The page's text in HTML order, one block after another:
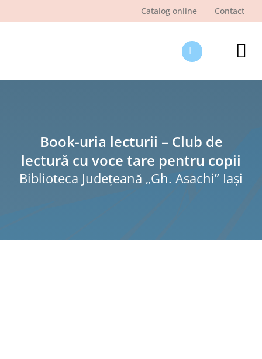
Catalog online Contact
Book-uria lecturii – Club de
lectură cu voce tare pentru copii
Biblioteca Judeţeană „Gh. Asachi” Iaşi